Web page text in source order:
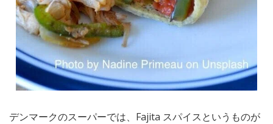
デンマークのスーパーでは、Fajita スパイスというものが